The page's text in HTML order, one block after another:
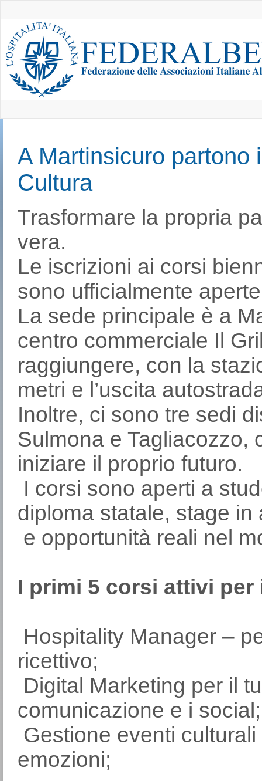
A Martinsicuro partono
Cultura
Trasformare la propria
vera.
Le iscrizioni ai corsi
sono ufficialmente
La sede principale è a
centro commerciale Il
raggiungere, con la
metri e l’uscita
Inoltre, ci sono tre sedi
Sulmona e Tagliacozzo,
iniziare il proprio futuro.
I corsi sono aperti a
diploma statale, stage
e opportunità reali nel
I primi 5 corsi attivi per
Hospitality Manager –
ricettivo;
Digital Marketing per il
comunicazione e i social;
Gestione eventi